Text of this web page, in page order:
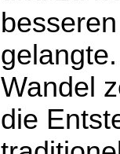
Wandel
die